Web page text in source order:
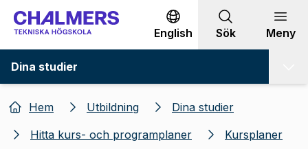
Gå till innehållet
English Sök Meny
Dina studier
Hem Utbildning
Dina studier
Hitta kurs- och programplaner
Kursplaner